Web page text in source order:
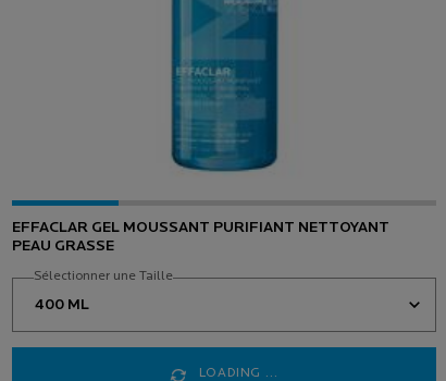
EFFACLAR GEL MOUSSANT PURIFIANT NETTOYANT
PEAU GRASSE
Sélectionner une Taille
LOADING ...